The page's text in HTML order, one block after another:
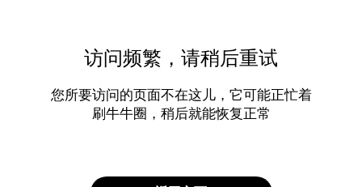
访问频繁，请稍后重试
您所要访问的页面不在这儿，它可能正忙着
刷牛牛圈，稍后就能恢复正常